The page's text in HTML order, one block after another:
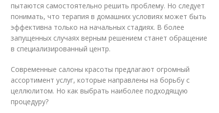
пытаются самостоятельно решить проблему. Но следует
понимать, что терапия в домашних условиях может быть
эффективна только на начальных стадиях. В более
запущенных случаях верным решением станет обращение
в специализированный центр.
Современные салоны красоты предлагают огромный
ассортимент услуг, которые направлены на борьбу с
целлюлитом. Но как выбрать наиболее подходящую
процедуру?